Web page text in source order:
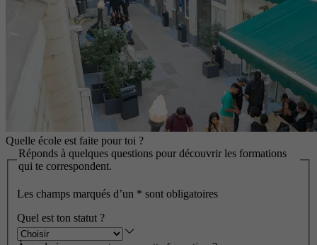
Quelle école est faite pour toi ?
Réponds à quelques questions pour découvrir les formations
qui te correspondent.
Les champs marqués d’un * sont obligatoires
Quel est ton statut ?